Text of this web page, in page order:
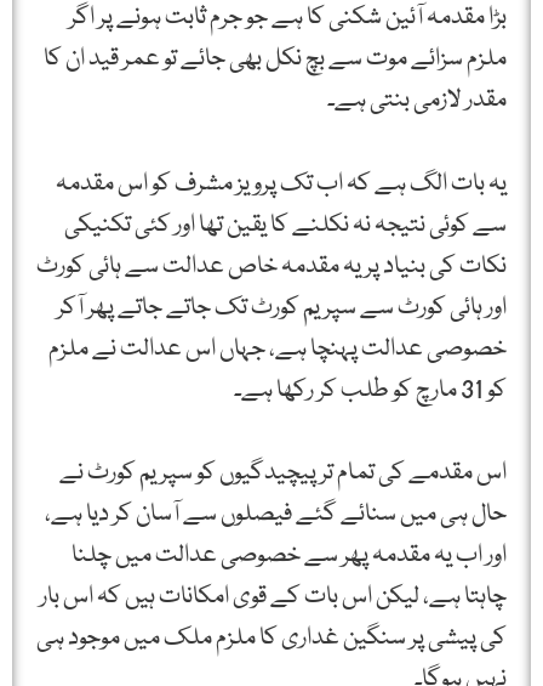
بڑا مقدمہ آئین شکنی کا ہے جو جرم ثابت ہونے پر اگر
ملزم سزائے موت سے بچ نکل بھی جائے تو عمر قید ان کا
مقدر لازمی بنتی ہے۔
یہ بات الگ ہے کہ اب تک پرویز مشرف کو اس مقدمہ
سے کوئی نتیجہ نہ نکلنے کا یقین تھا اور کئی تکنیکی
نکات کی بنیاد پر یہ مقدمہ خاص عدالت سے ہائی کورٹ
اور ہائی کورٹ سے سپریم کورٹ تک جاتے جاتے پھر آکر
خصوصی عدالت پہنچا ہے، جہاں اس عدالت نے ملزم
کو 31 مارچ کو طلب کر رکھا ہے۔
اس مقدمے کی تمام تر پیچیدگیوں کو سپریم کورٹ نے
حال ہی میں سنائے گئے فیصلوں سے آسان کر دیا ہے،
اور اب یہ مقدمہ پھر سے خصوصی عدالت میں چلنا
چاہتا ہے، لیکن اس بات کے قوی امکانات ہیں کہ اس بار
کی پیشی پر سنگین غداری کا ملزم ملک میں موجود ہی